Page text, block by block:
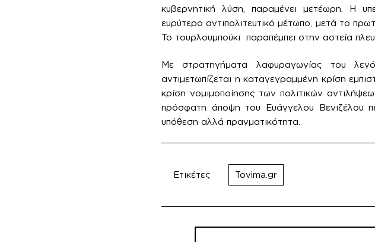
κυβερνητική λύση, παραμένει μετέωρη. Η
ευρύτερο αντιπολιτευτικό μέτωπο, μετά το
To τουρλουμπούκι παραπέμπει στην αστεία
Με στρατηγήματα λαφυραγωγίας του
αντιμετωπίζεται η καταγεγραμμένη κρίση
κρίση νομιμοποίησης των πολιτικών
πρόσφατη άποψη του Ευάγγελου Βενιζέλου
υπόθεση αλλά πραγματικότητα.
Ετικέτες Tovima.gr
Πλοήγηση